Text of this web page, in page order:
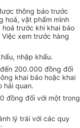
thông báo trước
hoá, vật phẩm mình
trước khi khai báo
xem trước hàng
nhập khẩu.
200.000 đồng đối
khai báo hoặc khai
hải quan.
đồng đối với một trong
lý trái với các quy